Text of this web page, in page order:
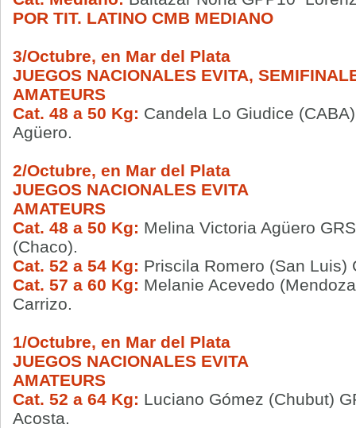
POR TIT. LATINO CMB MEDIANO
3/Octubre, en Mar del Plata
JUEGOS NACIONALES EVITA,
AMATEURS
Cat. 48 a 50 Kg: Candela Lo Giudice
Agüero.
2/Octubre, en Mar del Plata
JUEGOS NACIONALES EVITA
AMATEURS
Cat. 48 a 50 Kg: Melina Victoria Agüero
(Chaco).
Cat. 52 a 54 Kg: Priscila Romero (San Luis)
Cat. 57 a 60 Kg: Melanie Acevedo
Carrizo.
1/Octubre, en Mar del Plata
JUEGOS NACIONALES EVITA
AMATEURS
Cat. 52 a 64 Kg: Luciano Gómez (Chubut)
Acosta.